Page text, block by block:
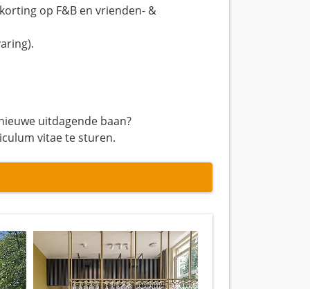
op F&B en vrienden- &
uitdagende baan?
vitae te sturen.